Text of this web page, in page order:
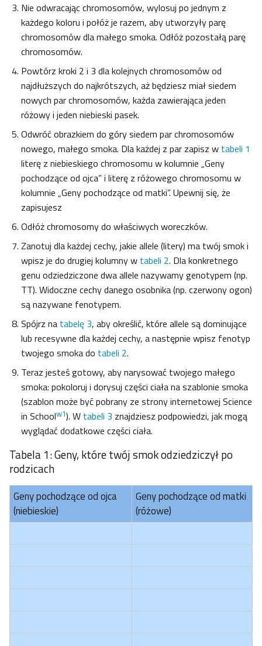
Nie odwracając chromosomów, wylosuj po jednym z
każdego koloru i połóż je razem, aby utworzyły parę
chromosomów dla małego smoka. Odłóż pozostałą parę
chromosomów.
Powtórz kroki 2 i 3 dla kolejnych chromosomów od
najdłuższych do najkrótszych, aż będziesz miał siedem
nowych par chromosomów, każda zawierająca jeden
różowy i jeden niebieski pasek.
Odwróć obrazkiem do góry siedem par chromosomów
nowego, małego smoka. Dla każdej z par zapisz w tabeli 1
literę z niebieskiego chromosomu w kolumnie „Geny
pochodzące od ojca” i literę z różowego chromosomu w
kolumnie „Geny pochodzące od matki”. Upewnij się, że
zapisujesz
Odłóż chromosomy do właściwych woreczków.
Zanotuj dla każdej cechy, jakie allele (litery) ma twój smok i
wpisz je do drugiej kolumny w tabeli 2. Dla konkretnego
genu odziedziczone dwa allele nazywamy genotypem (np.
TT). Widoczne cechy danego osobnika (np. czerwony ogon)
są nazywane fenotypem.
Spójrz na tabelę 3, aby określić, które allele są dominujące
lub recesywne dla każdej cechy, a następnie wpisz fenotyp
twojego smoka do tabeli 2.
Teraz jesteś gotowy, aby narysować twojego małego
smoka: pokoloruj i dorysuj części ciała na szablonie smoka
(szablon może być pobrany ze strony internetowej Science
in Schoolw1). W tabeli 3 znajdziesz podpowiedzi, jak mogą
wyglądać dodatkowe części ciała.
Geny pochodzące od ojca
(niebieskie)
Geny pochodzące od matki
(różowe)
Tabela 1: Geny, które twój smok odziedziczył po
rodzicach